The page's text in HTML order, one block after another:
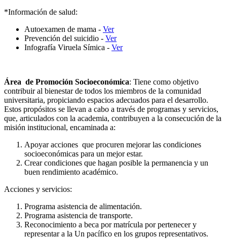
*Información de salud:
Autoexamen de mama - Ver
Prevención del suicidio - Ver
Infografía Viruela Símica - Ver
Área de Promoción Socioeconómica: Tiene como objetivo
contribuir al bienestar de todos los miembros de la comunidad
universitaria, propiciando espacios adecuados para el desarrollo.
Estos propósitos se llevan a cabo a través de programas y servicios,
que, articulados con la academia, contribuyen a la consecución de la
misión institucional, encaminada a:
Apoyar acciones que procuren mejorar las condiciones
socioeconómicas para un mejor estar.
Crear condiciones que hagan posible la permanencia y un
buen rendimiento académico.
Acciones y servicios:
Programa asistencia de alimentación.
Programa asistencia de transporte.
Reconocimiento a beca por matrícula por pertenecer y
representar a la Un pacífico en los grupos representativos.